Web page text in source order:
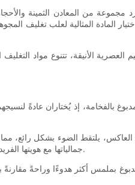
من المعادن الثمينة والأحجار
المادة المثالية لعلب تغليف
العصرية الأنيقة، تتنوع مواد
بالفخامة، إذ يُختاران عادةً
يلتقط الضوء بشكل رائع، مما
جمالياتها مع هويتها الفريدة. علاوة على ذلك، فإن قدرة المخمل على امتصاص الصوت تعزز تجربة فتح هادئة وحميمية، مما يضفي لمسة احتفالية على استلام المجوهرات الفاخرة.
بملمس أكثر هدوءًا وراحةً